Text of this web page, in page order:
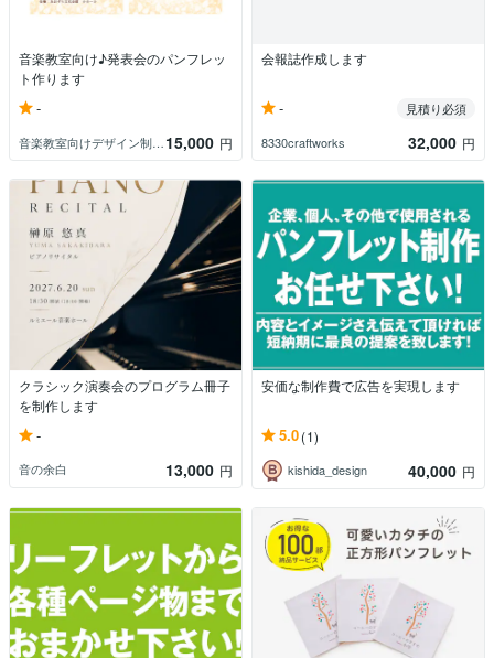
音楽教室向け♪発表会のパンフレッ
ト作ります
-
音楽教室向けデザイン制作 COFNOTE 15,000 円
会報誌作成します
-
見積り必須
8330craftworks
32,000 円
クラシック演奏会のプログラム冊子
を制作します
-
音の余白 13,000 円
安価な制作費で広告を実現します
5.0(1)
kishida_design 40,000 円